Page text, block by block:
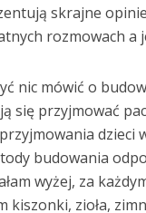
skrajne
rozmowach a
nic mówić o
się przyjmować
dzieci
budowania
wyżej, za
kiszonki, zioła,